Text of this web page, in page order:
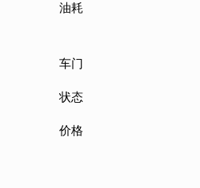
油耗
车门
状态
价格